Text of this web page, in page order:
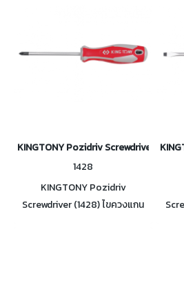
KINGTONY Pozidriv Screwdriver ไขค
1428
KINGTONY Pozidriv
Screwdriver (1428) ไขควงแกน